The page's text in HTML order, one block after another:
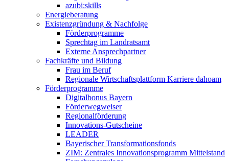
azubi:skills
Energieberatung
Existenzgründung & Nachfolge
Förderprogramme
Sprechtag im Landratsamt
Externe Ansprechpartner
Fachkräfte und Bildung
Frau im Beruf
Regionale Wirtschaftsplattform Karriere dahoam
Förderprogramme
Digitalbonus Bayern
Förderwegweiser
Regionalförderung
Innovations-Gutscheine
LEADER
Bayerischer Transformationsfonds
ZIM: Zentrales Innovationsprogramm Mittelstand